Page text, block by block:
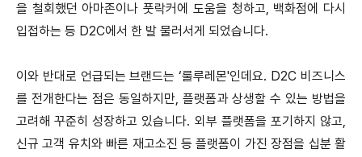
을 철회했던 아마존이나 풋락커에 도움을 청하고, 백화점에 다시
입접하는 등 D2C에서 한 발 물러서게 되었습니다.
이와 반대로 언급되는 브랜드는 ‘룰루레몬'인데요. D2C 비즈니스
를 전개한다는 점은 동일하지만, 플랫폼과 상생할 수 있는 방법을
고려해 꾸준히 성장하고 있습니다. 외부 플랫폼을 포기하지 않고,
신규 고객 유치와 빠른 재고소진 등 플랫폼이 가진 장점을 십분 활